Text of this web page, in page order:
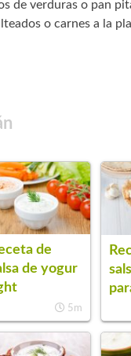
de verduras o pan
o carnes a la
de
de yogur
5m